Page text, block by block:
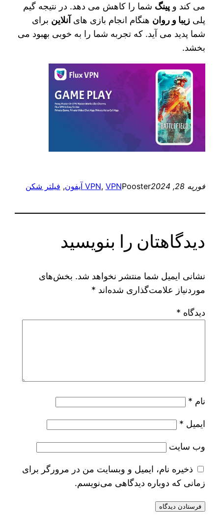
می‌ کند وپینگ شما را کاهش می‌ دهد. در نتیجه گیم
پلیزیبا و روان هنگام انجام بازی‌ های آنلاین برای
شما پدید می‌ آید. که تجربه شما را به خوبی بهبود می‌
بخشد.
فوریه 28, 2024 Pooster
VPN, VPN آیفون , فیلتر شکن
دیدگاهتان را بنویسید
نشانی ایمیل شما منتشر نخواهد شد. بخش‌های
موردنیاز علامت‌گذاری شده‌اند *
دیدگاه *
نام *
ایمیل *
وب‌ سایت
ذخیره نام، ایمیل و وبسایت من در مرورگر برای
زمانی که دوباره دیدگاهی می‌نویسم.